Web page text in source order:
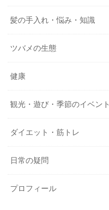
髪の手入れ・悩み・知識
ツバメの生態
健康
観光・遊び・季節のイベント
ダイエット・筋トレ
日常の疑問
プロフィール